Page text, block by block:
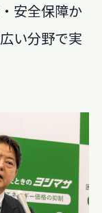
安全保障か
い分野で実